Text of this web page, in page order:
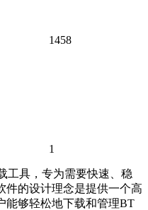
1458
1
工具，专为需要快速、稳
件的设计理念是提供一个高
能够轻松地下载和管理BT